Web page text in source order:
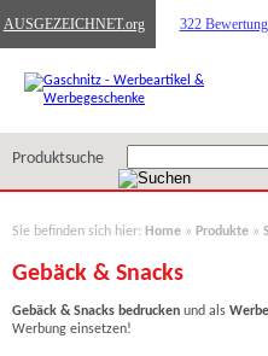
AUSGEZEICHNET.org 322
Produktsuche
Sie befinden sich hier: Home » Produkte »
Gebäck & Snacks
Gebäck & Snacks bedrucken und als
Werbung einsetzen!